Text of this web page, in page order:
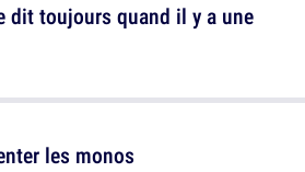
dit toujours quand il y a une
les monos